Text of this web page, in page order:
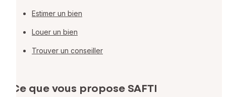
Estimer un bien
Louer un bien
Trouver un conseiller
Ce que vous propose SAFTI